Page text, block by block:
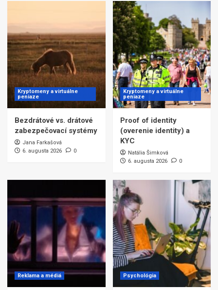
Kryptomeny a virtuálne
peniaze
Bezdrátové vs. drátové
zabezpečovací systémy
Jana Farkašová
6. augusta 2026
0
Kryptomeny a virtuálne
peniaze
Proof of identity
(overenie identity) a
KYC
Natália Šimková
6. augusta 2026
0
Reklama a médiá Psychológia